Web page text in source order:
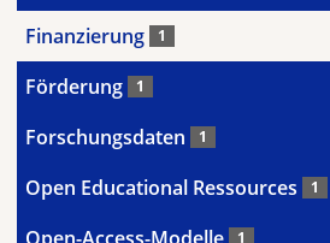
Finanzierung 1
Förderung 1
Forschungsdaten 1
Open Educational Ressources 1
1